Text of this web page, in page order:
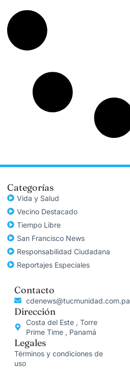
Categorías
Vida y Salud
Vecino Destacado
Tiempo Libre
San Francisco News
Responsabilidad Ciudadana
Reportajes Especiales
Contacto
cdenews@tucmunidad.com.pa
Dirección
Costa del Este , Torre
Prime Time , Panamá
Legales
Términos y condiciones de
uso